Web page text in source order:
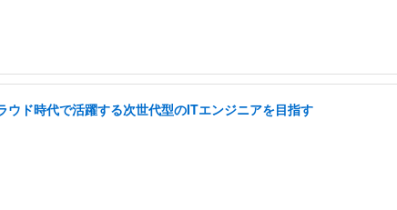
ド時代で活躍する次世代型のITエンジニアを目指す